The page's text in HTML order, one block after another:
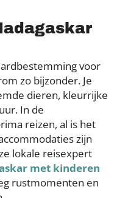
voor
zo bijzonder. Je
dieren, kleurrijke
In de
reizen, al is het
zijn
lokale reisexpert
met kinderen
rustmomenten en